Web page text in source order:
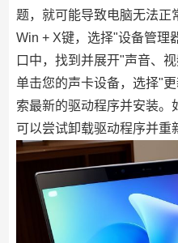
题，就可能导致电脑无法正
Win + X键，选择"设备管理
口中，找到并展开"声音、
单击您的声卡设备，选择"
索最新的驱动程序并安装。
可以尝试卸载驱动程序并重